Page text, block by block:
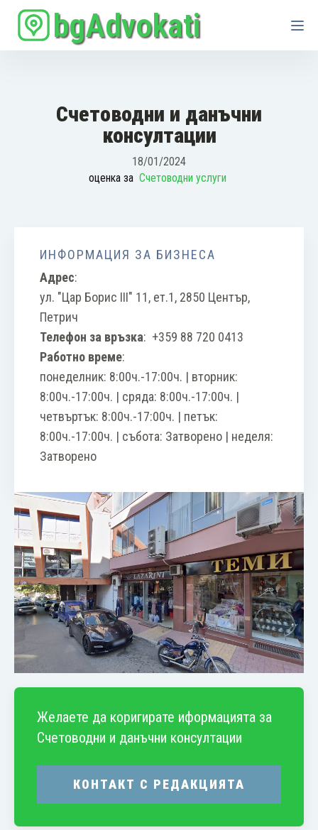
bgAdvokati
Счетоводни и данъчни
консултации
18/01/2024
оценка за Счетоводни услуги
ИНФОРМАЦИЯ ЗА БИЗНЕСА
Адрес:
ул. "Цар Борис III" 11, ет.1, 2850 Център,
Петрич
Телефон за връзка: +359 88 720 0413
Работно време:
понеделник: 8:00ч.-17:00ч. | вторник:
8:00ч.-17:00ч. | сряда: 8:00ч.-17:00ч. |
четвъртък: 8:00ч.-17:00ч. | петък:
8:00ч.-17:00ч. | събота: Затворено | неделя:
Затворено
Желаете да коригирате иформацията за
Счетоводни и данъчни консултации
КОНТАКТ С РЕДАКЦИЯТА